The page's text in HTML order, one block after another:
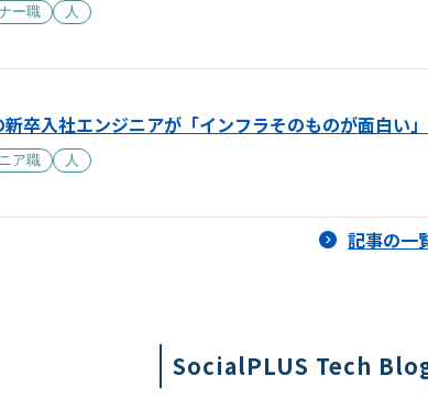
ー職 人
新卒入社エンジニアが「インフラそのものが面白い
ア職 人
記事の一
SocialPLUS Tech Blog